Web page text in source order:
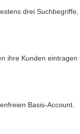
drei
ihre Kunden
Basis-Account.